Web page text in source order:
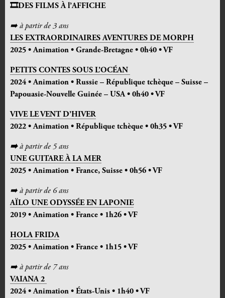
🎞️DES FILMS À l’AFFICHE
➡️ à partir de 3 ans
LES EXTRAORDINAIRES AVENTURES DE MORPH
2025 • Animation • Grande-Bretagne • 0h40 • VF
PETITS CONTES SOUS L’OCÉAN
2024 • Animation • Russie – République tchèque – Suisse –
Papouasie-Nouvelle Guinée – USA• 0h40 • VF
VIVE LE VENT D’HIVER
2022 • Animation • République tchèque • 0h35 • VF
➡️à partir de 5 ans
UNE GUITARE À LA MER
2025 • Animation • France, Suisse • 0h56 • VF
➡️ à partir de 6 ans
AÏLO UNE ODYSSÉE EN LAPONIE
2019 • Animation • France • 1h26 • VF
HOLA FRIDA
2025 • Animation • France • 1h15 • VF
➡️ à partir de 7 ans
VAIANA 2
2024 • Animation • États-Unis • 1h40 • VF